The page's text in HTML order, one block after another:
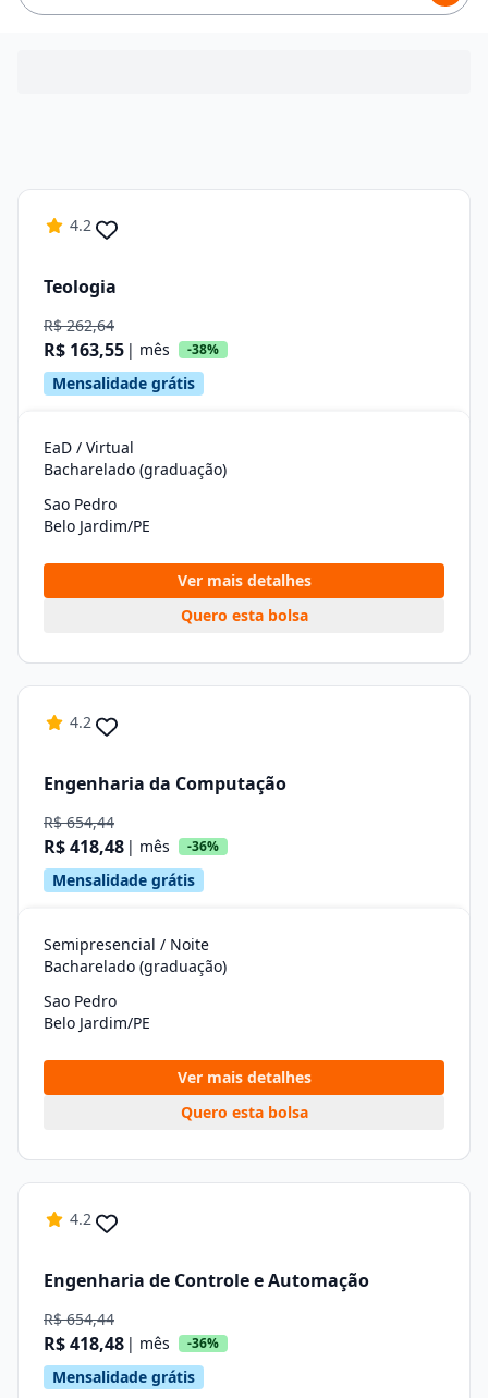
4.2
Teologia
R$ 262,64
R$ 163,55 | mês -38%
Mensalidade grátis
EaD / Virtual
Bacharelado (graduação)
Sao Pedro
Belo Jardim/PE
Ver mais detalhes
Quero esta bolsa
4.2
Engenharia da Computação
R$ 654,44
R$ 418,48 | mês -36%
Mensalidade grátis
Semipresencial / Noite
Bacharelado (graduação)
Sao Pedro
Belo Jardim/PE
Ver mais detalhes
Quero esta bolsa
4.2
Engenharia de Controle e Automação
R$ 654,44
R$ 418,48 | mês -36%
Mensalidade grátis